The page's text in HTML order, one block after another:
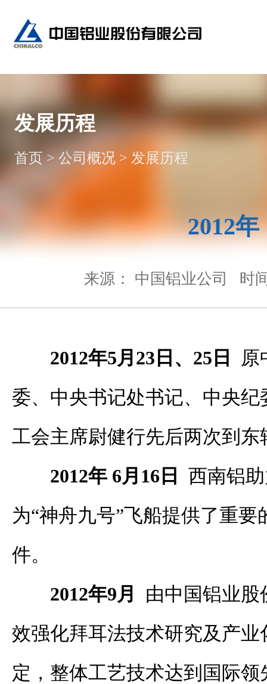
发展历程
首页 > 公司概况 > 发展历程
2012年
来源： 中国铝业公司 时
2012年5月23日、25日
原
委、中央书记处书记、中央
工会主席尉健行先后两次到东
2012年 6月16日
西南铝
为“神舟九号”飞船提供了重
件。
2012年9月
由中国铝业
效强化拜耳法技术研究及产
定，整体工艺技术达到国际领